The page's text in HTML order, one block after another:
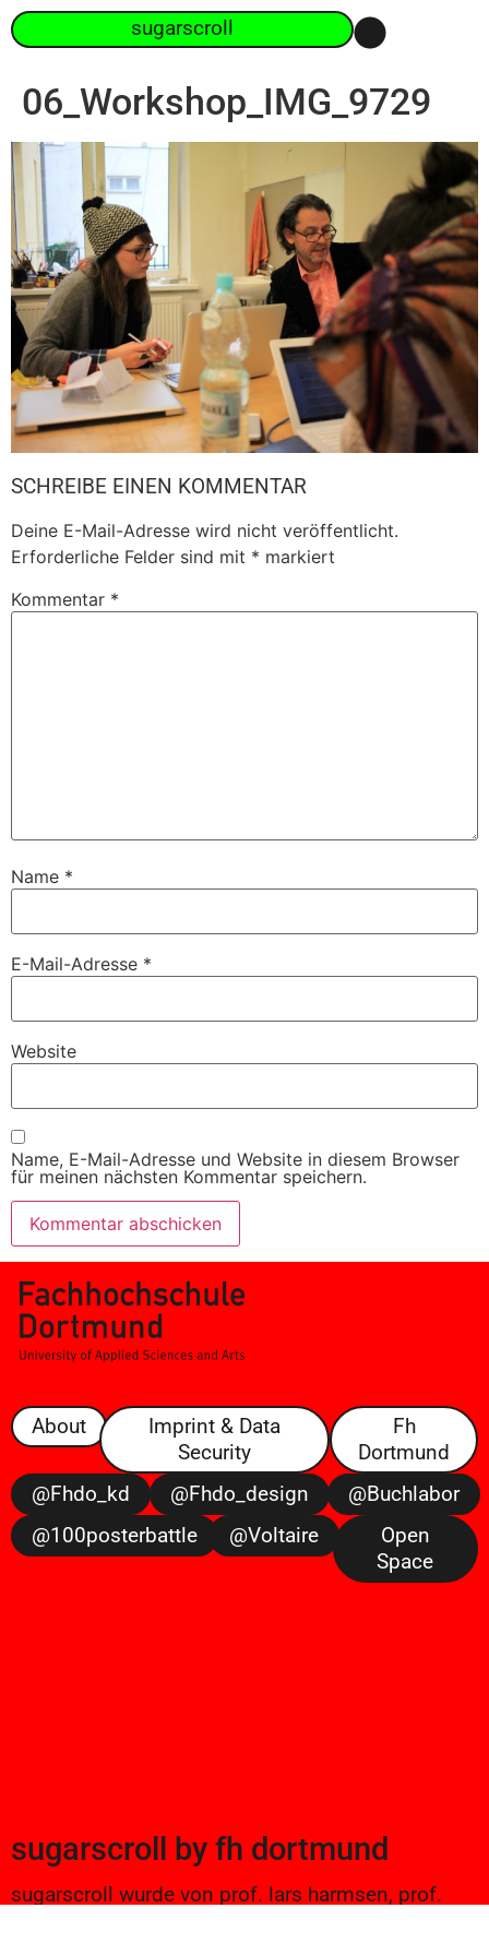
sugarscroll
06_Workshop_IMG_9729
SCHREIBE EINEN KOMMENTAR
Deine E-Mail-Adresse wird nicht veröffentlicht.
Erforderliche Felder sind mit * markiert
Kommentar *
Name *
E-Mail-Adresse *
Website
Name, E-Mail-Adresse und Website in diesem Browser
für meinen nächsten Kommentar speichern.
About
Imprint & Data
Security
Fh
Dortmund
@fhdo_kd
@fhdo_design
@buchlabor
@100posterbattle
@voltaire
Open
Space
sugarscroll by fh dortmund
sugarscroll wurde von prof. lars harmsen, prof.